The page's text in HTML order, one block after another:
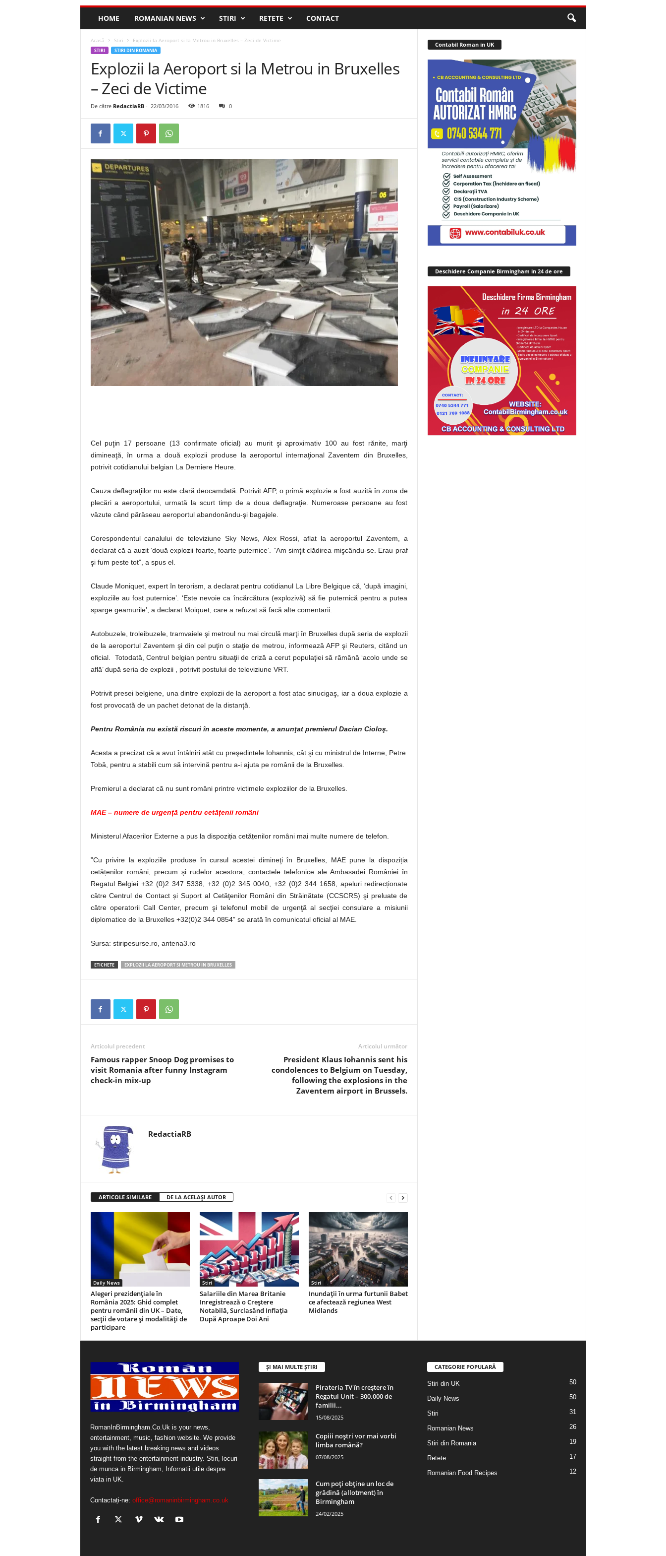
HOME ROMANIAN NEWS STIRI RETETE CONTACT
Acasă Stiri Explozii la Aeroport si la Metrou in Bruxelles – Zeci de Victime
STIRI STIRI DIN ROMANIA
Explozii la Aeroport si la Metrou in Bruxelles
– Zeci de Victime
De către RedactiaRB- 22/03/2016 1816 0
Cel puţin 17 persoane (13 confirmate oficial) au murit şi aproximativ 100 au fost rănite, marţi
dimineaţă, în urma a două explozii produse la aeroportul internaţional Zaventem din Bruxelles,
potrivit cotidianului belgian La Derniere Heure.
Cauza deflagraţiilor nu este clară deocamdată. Potrivit AFP, o primă explozie a fost auzită în zona de
plecări a aeroportului, urmată la scurt timp de a doua deflagraţie. Numeroase persoane au fost
văzute când părăseau aeroportul abandonându-şi bagajele.
Corespondentul canalului de televiziune Sky News, Alex Rossi, aflat la aeroportul Zaventem, a
declarat că a auzit ‘două explozii foarte, foarte puternice’. ”Am simţit clădirea mişcându-se. Erau praf
şi fum peste tot”, a spus el.
Claude Moniquet, expert în terorism, a declarat pentru cotidianul La Libre Belgique că, ‘după imagini,
exploziile au fost puternice’. ‘Este nevoie ca încărcătura (explozivă) să fie puternică pentru a putea
sparge geamurile’, a declarat Moiquet, care a refuzat să facă alte comentarii.
Autobuzele, troleibuzele, tramvaiele şi metroul nu mai circulă marţi în Bruxelles după seria de explozii
de la aeroportul Zaventem şi din cel puţin o staţie de metrou, informează AFP şi Reuters, citând un
oficial. Totodată, Centrul belgian pentru situaţii de criză a cerut populaţiei să rămână ‘acolo unde se
află’ după seria de explozii , potrivit postului de televiziune VRT.
Potrivit presei belgiene, una dintre explozii de la aeroport a fost atac sinucigaş, iar a doua explozie a
fost provocată de un pachet detonat de la distanţă.
Pentru România nu există riscuri în aceste momente, a anunţat premierul Dacian Cioloş.
Acesta a precizat că a avut întâlniri atât cu preşedintele Iohannis, cât şi cu ministrul de Interne, Petre
Tobă, pentru a stabili cum să intervină pentru a-i ajuta pe românii de la Bruxelles.
Premierul a declarat că nu sunt români printre victimele exploziilor de la Bruxelles.
MAE – numere de urgență pentru cetățenii români
Ministerul Afacerilor Externe a pus la dispoziția cetățenilor români mai multe numere de telefon.
”Cu privire la exploziile produse în cursul acestei dimineţi în Bruxelles, MAE pune la dispoziția
cetățenilor români, precum şi rudelor acestora, contactele telefonice ale Ambasadei României în
Regatul Belgiei +32 (0)2 347 5338, +32 (0)2 345 0040, +32 (0)2 344 1658, apeluri redirecționate
către Centrul de Contact și Suport al Cetăţenilor Români din Străinătate (CCSCRS) şi preluate de
către operatorii Call Center, precum şi telefonul mobil de urgenţă al secţiei consulare a misiunii
diplomatice de la Bruxelles +32(0)2 344 0854” se arată în comunicatul oficial al MAE.
Sursa: stiripesurse.ro, antena3.ro
ETICHETE EXPLOZII LA AEROPORT SI METROU IN BRUXELLES
Articolul precedent
Famous rapper Snoop Dog promises to
visit Romania after funny Instagram
check-in mix-up
Articolul următor
President Klaus Iohannis sent his
condolences to Belgium on Tuesday,
following the explosions in the
Zaventem airport in Brussels.
RedactiaRB
ARTICOLE SIMILARE DE LA ACELAȘI AUTOR
Daily News
Alegeri prezidențiale în
România 2025: Ghid complet
pentru românii din UK – Date,
secții de votare și modalități de
participare
Stiri
Salariile din Marea Britanie
Inregistrează o Creștere
Notabilă, Surclasând Inflația
După Aproape Doi Ani
Stiri
Inundații în urma furtunii Babet
ce afectează regiunea West
Midlands
Contabil Roman in UK
Deschidere Companie Birmingham in 24 de ore
RomanInBirmingham.Co.Uk is your news,
entertainment, music, fashion website. We provide
you with the latest breaking news and videos
straight from the entertainment industry. Stiri, locuri
de munca in Birmingham, Infornatii utile despre
viata in UK.
Contactați-ne: office@romaninbirmingham.co.uk
ȘI MAI MULTE ȘTIRI
Pirateria TV în creștere în
Regatul Unit – 300.000 de
familii...
15/08/2025
Copiii noștri vor mai vorbi
limba română?
07/08/2025
Cum poți obține un loc de
grădină (allotment) în
Birmingham
24/02/2025
CATEGORIE POPULARĂ
Stiri din UK 50
Daily News 50
Stiri 31
Romanian News 26
Stiri din Romania 19
Retete 17
Romanian Food Recipes 12